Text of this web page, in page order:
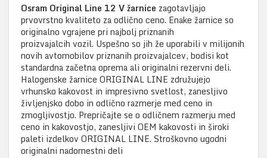
Osram Original Line 12 V žarnice zagotavljajo
prvovrstno kvaliteto za odlično ceno. Enake žarnice so
originalno vgrajene pri najbolj priznanih
proizvajalcih vozil. Uspešno so jih že uporabili v milijonih
novih avtomobilov priznanih proizvajalcev, bodisi kot
standardna začetna oprema ali originalni rezervni deli.
Halogenske žarnice ORIGINAL LINE združujejo
vrhunsko kakovost in impresivno svetlost, zanesljivo
življenjsko dobo in odlično razmerje med ceno in
zmogljivostjo. Prepričajte se o odličnem razmerju med
ceno in kakovostjo, zanesljivi OEM kakovosti in široki
paleti izdelkov ORIGINAL LINE. Stroškovno ugodni
originalni nadomestni deli